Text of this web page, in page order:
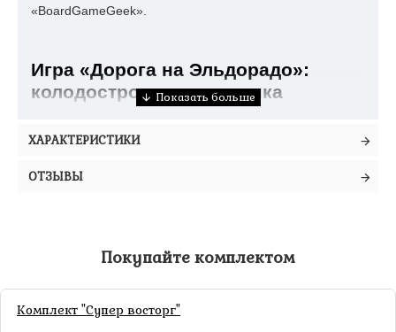
«BoardGameGeek».
Игра «Дорога на Эльдорадо»:
колодостроительная гонка
на поиски легендарного Эльдорадо!
собирается трасса, на стыках выкладываются
до Эльдорадо на последнем тайле.
состоящими из восьми карт – 1 синий лоцман, 3
зеленых исследователя и 4 желтых путешественника. В
ХАРАКТЕРИСТИКИ
ОТЗЫВЫ
Покупайте комплектом
Комплект "Супер восторг"